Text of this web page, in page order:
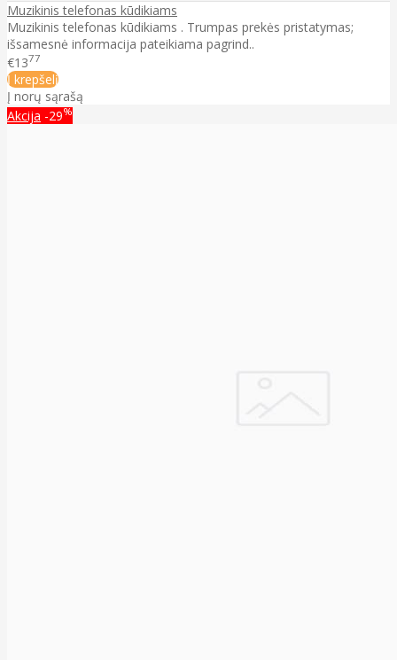
Muzikinis telefonas kūdikiams
Muzikinis telefonas kūdikiams . Trumpas prekės pristatymas;
išsamesnė informacija pateikiama pagrind..
€1377
Į krepšelį
Į norų sąrašą
Akcija -29%